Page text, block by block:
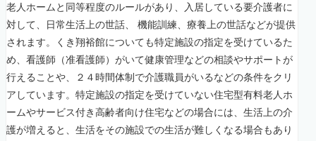
老人ホームと同等程度のルールがあり、入居している要介護者に
対して、日常生活上の世話、 機能訓練、療養上の世話などが提供
されます。くき翔裕館についても特定施設の指定を受けているた
め、看護師（准看護師）がいて健康管理などの相談やサポートが
行えることや、２４時間体制で介護職員がいるなどの条件をクリ
アしています。特定施設の指定を受けていない住宅型有料老人ホ
ームやサービス付き高齢者向け住宅などの場合には、生活上の介
護が増えると、生活をその施設での生活が難しくなる場合もあり